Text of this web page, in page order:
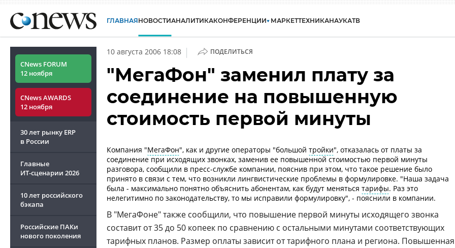
ГЛАВНАЯНОВОСТИАНАЛИТИКАКОНФЕРЕНЦИИ МАРКЕТТЕХНИКАНАУКАТВ
CNews FORUM
12 ноября
CNews AWARDS
12 ноября
30 лет рынку ERP
в России
Главные
ИТ-сценарии 2026
10 лет российского
бэкапа
Российские ПАКи
нового поколения
10 августа 2006 18:08 | ПОДЕЛИТЬСЯ
"МегаФон" заменил плату за
соединение на повышенную
стоимость первой минуты
Компания "МегаФон", как и другие операторы "большой тройки", отказалась от платы за
соединение при исходящих звонках, заменив ее повышенной стоимостью первой минуты
разговора, сообщили в пресс-службе компании, пояснив при этом, что такое решение было
принято в связи с тем, что возникли лингвистические проблемы в формулировке. "Наша задача
была - максимально понятно объяснить абонентам, как будут меняться тарифы. Раз это
нелегитимно по законодательству, то мы исправили формулировку", - пояснили в компании.
В "МегаФоне" также сообщили, что повышение первой минуты исходящего звонка
составит от 35 до 50 копеек по сравнению с остальными минутами соответствующих
тарифных планов. Размер оплаты зависит от тарифного плана и региона. Повышенная